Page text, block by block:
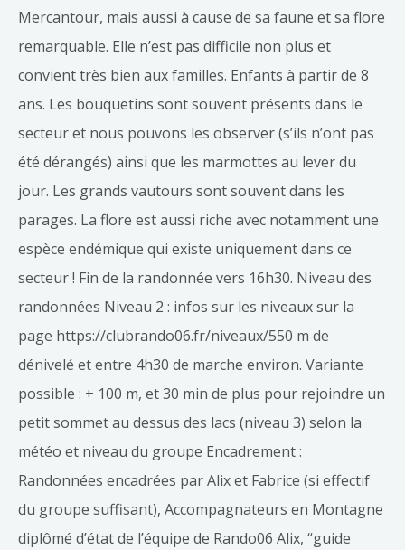
Mercantour, mais aussi à cause de sa faune et sa flore
remarquable. Elle n’est pas difficile non plus et
convient très bien aux familles. Enfants à partir de 8
ans. Les bouquetins sont souvent présents dans le
secteur et nous pouvons les observer (s’ils n’ont pas
été dérangés) ainsi que les marmottes au lever du
jour. Les grands vautours sont souvent dans les
parages. La flore est aussi riche avec notamment une
espèce endémique qui existe uniquement dans ce
secteur ! Fin de la randonnée vers 16h30. Niveau des
randonnées Niveau 2 : infos sur les niveaux sur la
page https://clubrando06.fr/niveaux/550 m de
dénivelé et entre 4h30 de marche environ. Variante
possible : + 100 m, et 30 min de plus pour rejoindre un
petit sommet au dessus des lacs (niveau 3) selon la
météo et niveau du groupe Encadrement :
Randonnées encadrées par Alix et Fabrice (si effectif
du groupe suffisant), Accompagnateurs en Montagne
diplômé d’état de l’équipe de Rando06 Alix, “guide